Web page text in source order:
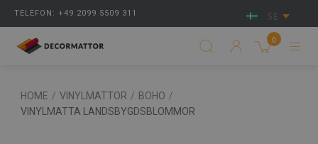
TELEFON: +49 2099 5509 311 SE
0
HOME / VINYLMATTOR / BOHO /
VINYLMATTA LANDSBYGDSBLOMMOR